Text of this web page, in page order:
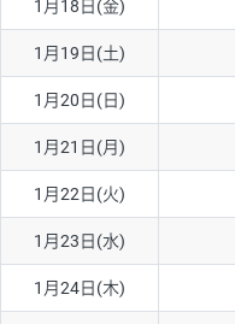
1月18日(金)
1月19日(土)
1月20日(日)
1月21日(月)
1月22日(火)
1月23日(水)
1月24日(木)